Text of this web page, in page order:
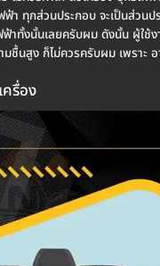
ฟ้า ทุกส่วนประกอบ จะเป็นส่วน
าทั้งนั้นเลยครับผม ดังนั้น ผู้ใช้
นสูง ก็ไม่ควรครับผม เพราะ อ
ครื่อง